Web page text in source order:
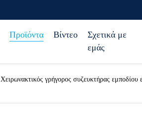
Προϊόντα Βίντεο
Σχετικά με
εμάς
Χειρωνακτικός γρήγορος συζευκτήρας